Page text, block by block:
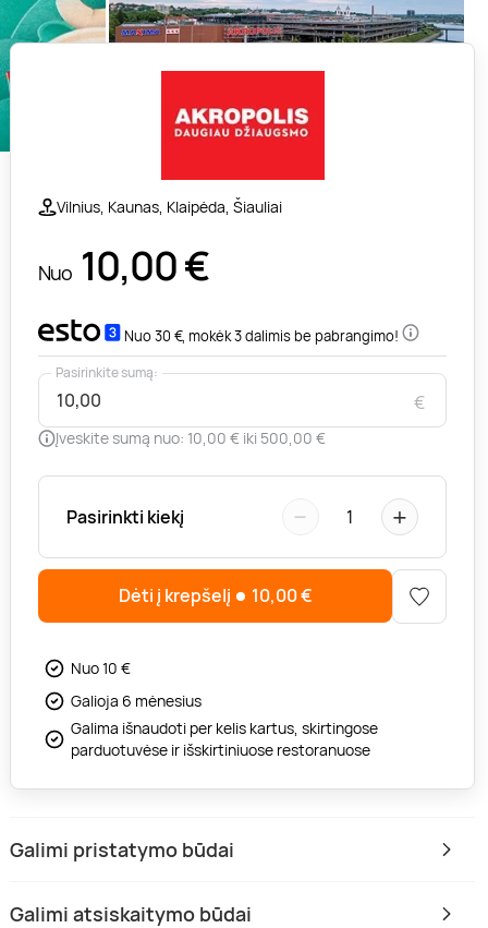
Vilnius, Kaunas, Klaipėda, Šiauliai
Nuo 10,00€
Nuo 30 €, mokėk 3 dalimis be pabrangimo!
€
Pasirinkite sumą:
Įveskite sumą nuo: 10,00 € iki 500,00 €
Pasirinkti kiekį − 1 +
Dėti į krepšelį 10,00€
Nuo 10 €
Galioja 6 mėnesius
Galima išnaudoti per kelis kartus, skirtingose
parduotuvėse ir išskirtiniuose restoranuose
Galimi pristatymo būdai
Galimi atsiskaitymo būdai